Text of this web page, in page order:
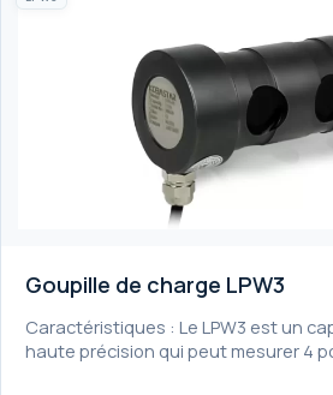
Goupille de charge LPW3
Caractéristiques : Le LPW3 est un
haute précision qui peut mesurer 4